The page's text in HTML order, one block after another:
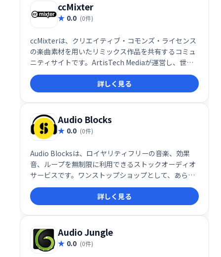
ccMixter
0.0 (0件)
ccMixterは、クリエイティブ・コモンズ・ライセンス
の楽曲素材を用いたリミックス作品を共有するコミュ
ニティサイトです。ArtisTech Mediaが運営し、世界
中のクリエイターが参加して、音楽制作やコラボレー
ションを促進しています。自由に利用できる音楽素材
を探したり、自身の作品を発表したりするのに最適な
プラットフォームです。
詳しく見る
Audio Blocks
0.0 (0件)
Audio Blocksは、ロイヤリティフリーの音楽、効果
音、ループを無制限に利用できるストックオーディオ
サービスです。ワンストップショップとして、あらゆ
る制作ニーズに対応する豊富なサウンドを提供しま
す。クリエイティブなプロジェクトをさらに豊かにす
る、高品質なオーディオ素材を、簡単に探し、利用で
きます。
詳しく見る
Audio Jungle
0.0 (0件)